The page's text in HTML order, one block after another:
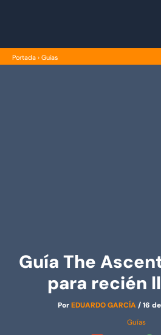
Portada › Guías
Guía The
para recién
PorEDUARDO GARCÍA/16
Guías